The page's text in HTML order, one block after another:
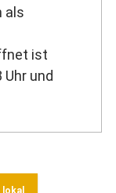
als
ist
und